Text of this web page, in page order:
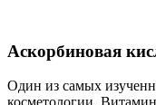
Аскорбиновая
Один из самых